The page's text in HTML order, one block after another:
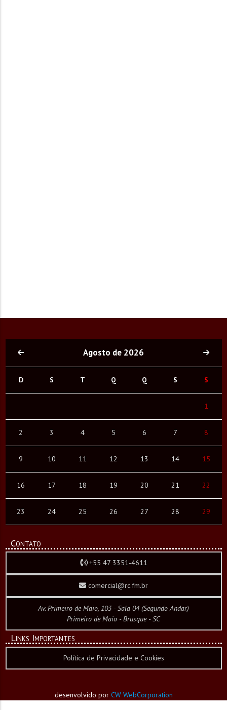
Agosto de 2026
D S T Q Q S S
1
2 3 4 5 6 7 8
9 10 11 12 13 14 15
16 17 18 19 20 21 22
23 24 25 26 27 28 29
Contato
+55 47 3351-4611
comercial@rc.fm.br
Av. Primeiro de Maio, 103 - Sala 04 (Segundo Andar)
Primeiro de Maio - Brusque - SC
Links Importantes
Política de Privacidade e Cookies
desenvolvido por CW WebCorporation